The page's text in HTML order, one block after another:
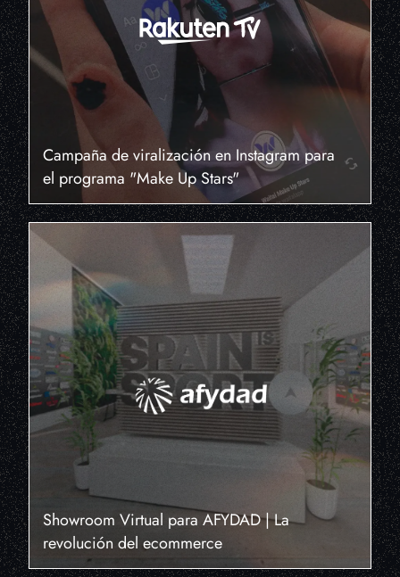
Campaña de viralización en Instagram para
el programa "Make Up Stars"
Showroom Virtual para AFYDAD | La
revolución del ecommerce